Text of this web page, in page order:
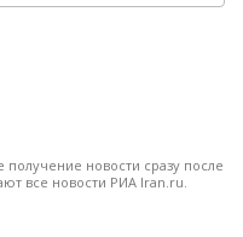
новости сразу после
все новости РИА Iran.ru.